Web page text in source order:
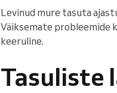
Levinud mure tasuta
Väiksemate probleemide
keeruline.
Tasuliste